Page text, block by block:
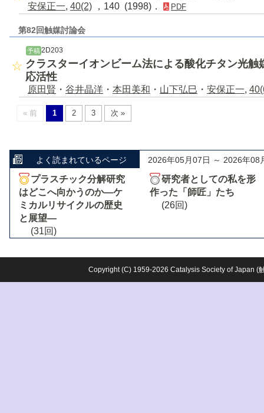
安保正一, 40(2) ，140 (1998)． PDF
第82回触媒討論会
予稿 2D203
クラスターイオンビーム法による酸化チタン光
応活性
原田賢 ・ 谷井晶洋 ・ 本田美和 ・ 山下弘巳 ・ 安保正一,
« 前 1 2 3 次 »
よく読まれているページ 2026年05月07日 ～ 2026年08
プラスチック分解研究
はどこへ向かうのか―ケ
ミカルリサイクルの歴史
と展望―
(31回)
研究者としての私を形
作った「師匠」たち
(26回)
Copyright (C) 1959-2026 Catalysis Society of Japan (